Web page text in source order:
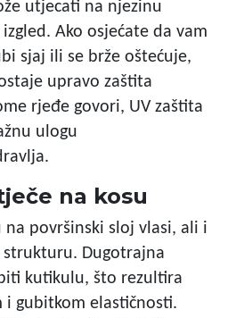
utjecati na njezinu
Ako osjećate da vam
sjaj ili se brže oštećuje,
upravo zaštita
rjeđe govori, UV zaštita
ulogu
na kosu
na površinski sloj vlasi, ali i
Dugotrajna
kutikulu, što rezultira
gubitkom elastičnosti.